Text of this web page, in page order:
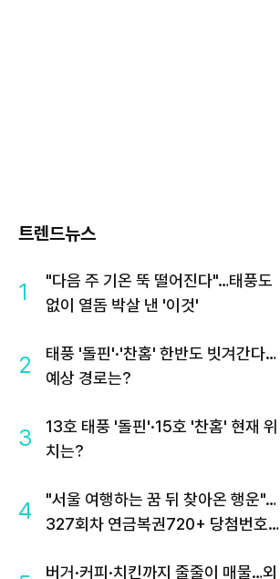
트렌드뉴스
1
"다음 주 기온 뚝 떨어진다"…태풍도
없이 열돔 박살 낸 '이것'
2
태풍 '돌핀'·'찬홈' 한반도 빗겨간다…
예상 경로는?
3
13호 태풍 '돌핀'·15호 '찬홈' 현재 위
치는?
4
"서울 여행하는 꿈 뒤 찾아온 행운"…
327회차 연금복권720+ 당첨번호조
버거·커피·치킨까지 줄줄이 매물…외